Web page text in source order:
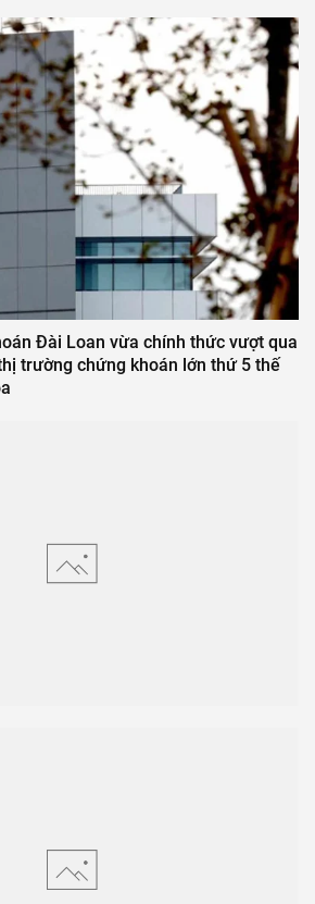
Đài Loan vừa chính thức vượt qua
trường chứng khoán lớn thứ 5 thế